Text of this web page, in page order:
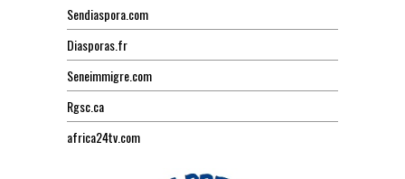
Sendiaspora.com
Diasporas.fr
Seneimmigre.com
Rgsc.ca
africa24tv.com